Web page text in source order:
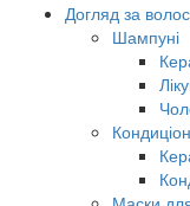
Догляд за
Шампуні